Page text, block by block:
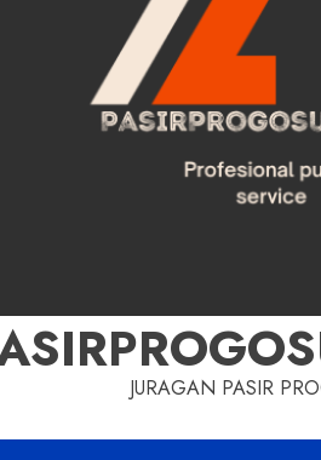
JURAGAN PASIR